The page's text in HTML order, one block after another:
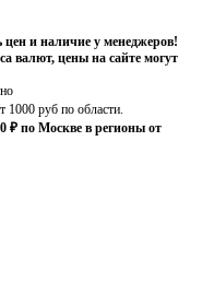
и наличие у менеджеров!
валют, цены на сайте могут
руб по области.
₽ по Москве в регионы от